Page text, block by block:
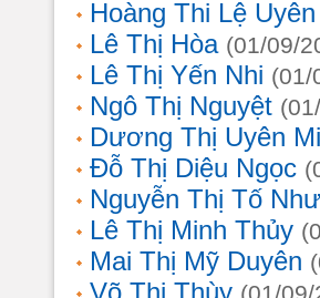
Hoàng Thi Lệ Uyên
Lê Thị Hòa (01/09/
Lê Thị Yến Nhi (01/
Ngô Thị Nguyệt
Dương Thị Uyên Mi
Đỗ Thị Diệu Ngọc
Nguyễn Thị Tố Như
Lê Thị Minh Thủy
Mai Thị Mỹ Duyên
Võ Thị Thùy